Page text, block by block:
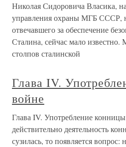
Николая Сидоровича Власика,
управления охраны МГБ СССР,
отвечавшего за обеспечение
Сталина, сейчас мало
столпов сталинской
Глава IV.
войне
Глава IV. Употребление
действительно деятельность
сузилась, то появляется вопрос: